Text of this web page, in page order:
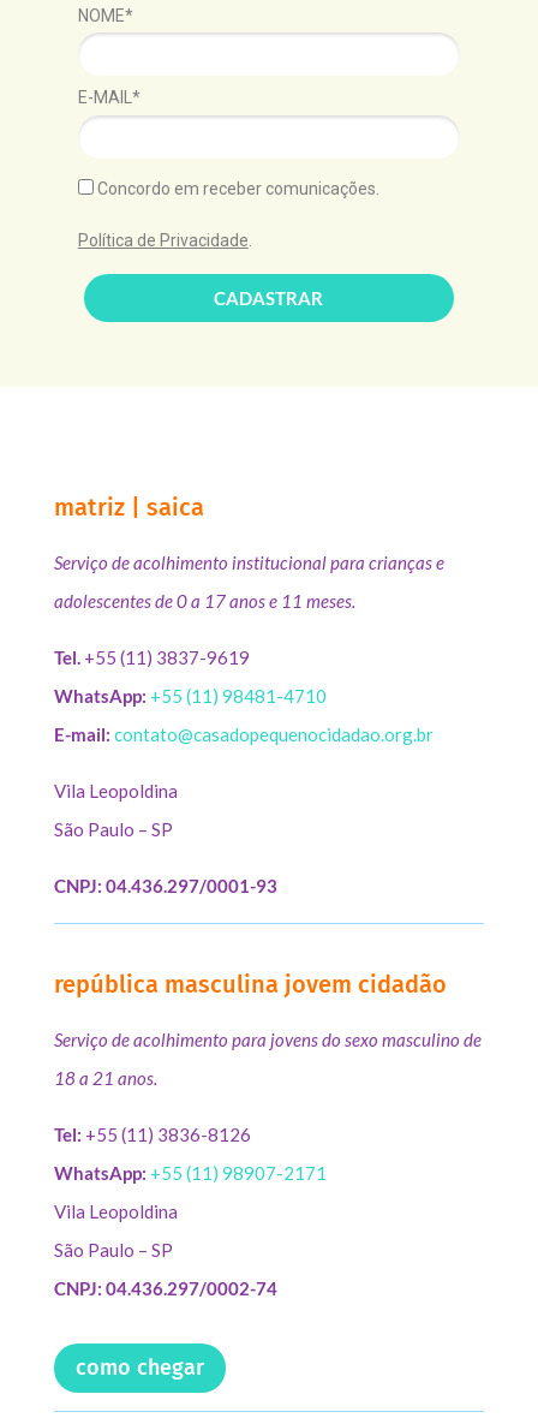
NOME*
E-MAIL*
Concordo em receber comunicações.
Política de Privacidade
CADASTRAR
matriz | saica
Serviço de acolhimento institucional para crianças e
adolescentes de 0 a 17 anos e 11 meses.
Tel.+55 (11) 3837-9619
WhatsApp: +55 (11) 98481-4710
E-mail: contato@casadopequenocidadao.org.br
Vila Leopoldina
São Paulo – SP
CNPJ: 04.436.297/0001-93
república masculina jovem cidadão
Serviço de acolhimento para jovens do sexo masculino de
18 a 21 anos.
Tel: +55 (11) 3836-8126
WhatsApp: +55 (11) 98907-2171
Vila Leopoldina
São Paulo – SP
CNPJ: 04.436.297/0002-74
como chegar